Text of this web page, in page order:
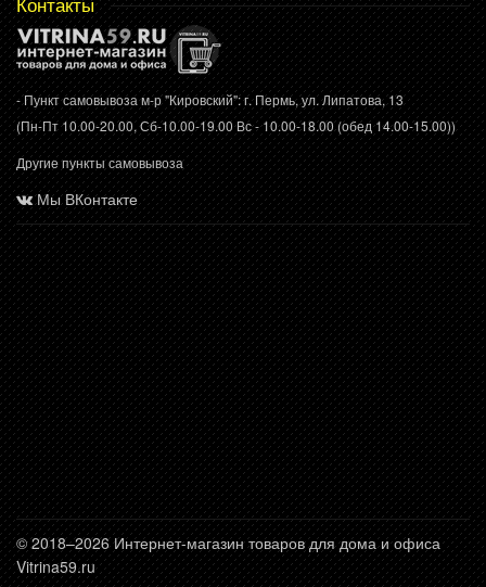
- Пункт самовывоза м-р "Кировский": г. Пермь, ул. Липатова, 13
(Пн-Пт 10.00-20.00, Сб-10.00-19.00 Вс - 10.00-18.00 (обед 14.00-15.00))
Другие пункты самовывоза
Мы ВКонтакте
© 2018–2026 Интернет-магазин товаров для дома и офиса
Vitrina59.ru